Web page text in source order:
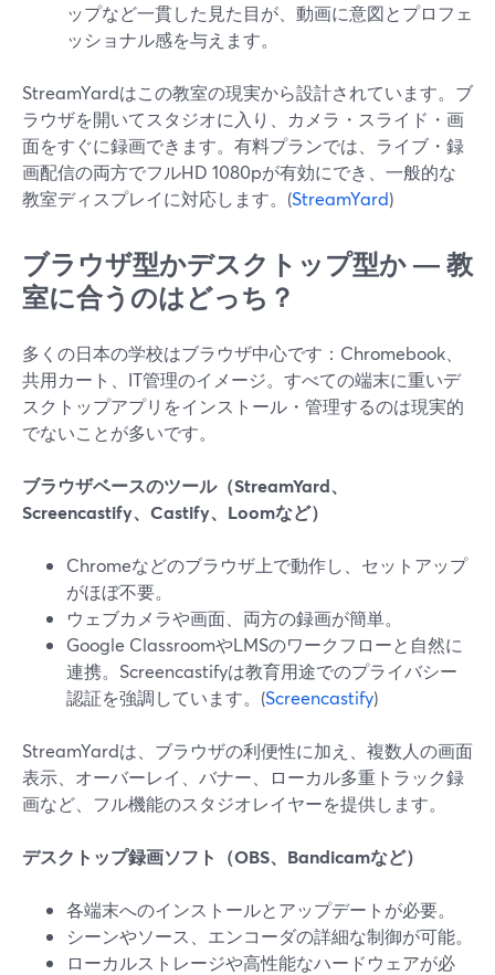
ップなど一貫した見た目が、動画に意図とプロフェ
ッショナル感を与えます。
StreamYardはこの教室の現実から設計されています。ブ
ラウザを開いてスタジオに入り、カメラ・スライド・画
面をすぐに録画できます。有料プランでは、ライブ・録
画配信の両方でフルHD 1080pが有効にでき、一般的な
教室ディスプレイに対応します。(StreamYard)
ブラウザ型かデスクトップ型か ― 教
室に合うのはどっち？
多くの日本の学校はブラウザ中心です：Chromebook、
共用カート、IT管理のイメージ。すべての端末に重いデ
スクトップアプリをインストール・管理するのは現実的
でないことが多いです。
ブラウザベースのツール（StreamYard、
Screencastify、Castify、Loomなど）
Chromeなどのブラウザ上で動作し、セットアップ
がほぼ不要。
ウェブカメラや画面、両方の録画が簡単。
Google ClassroomやLMSのワークフローと自然に
連携。Screencastifyは教育用途でのプライバシー
認証を強調しています。(Screencastify)
StreamYardは、ブラウザの利便性に加え、複数人の画面
表示、オーバーレイ、バナー、ローカル多重トラック録
画など、フル機能のスタジオレイヤーを提供します。
デスクトップ録画ソフト（OBS、Bandicamなど）
各端末へのインストールとアップデートが必要。
シーンやソース、エンコーダの詳細な制御が可能。
ローカルストレージや高性能なハードウェアが必